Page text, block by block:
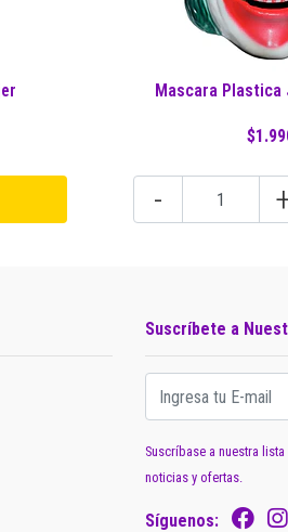
Mascara Plastica
-
Suscríbete a
Suscríbase a nuestra
noticias y ofertas.
Síguenos: